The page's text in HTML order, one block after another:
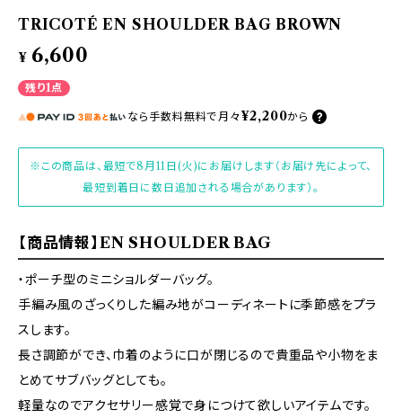
TRICOTÉ EN SHOULDER BAG BROWN
¥ 6,600
残り1点
なら 手数料無料で 月々¥2,200から
※この商品は、最短で8月11日(火)にお届けします（お届け先によって、
最短到着日に数日追加される場合があります）。
【商品情報】EN SHOULDER BAG
・ポーチ型のミニショルダーバッグ。
手編み風のざっくりした編み地がコーディネートに季節感をプラ
スします。
長さ調節ができ、巾着のように口が閉じるので貴重品や小物をま
とめてサブバッグとしても。
軽量なのでアクセサリー感覚で身につけて欲しいアイテムです。